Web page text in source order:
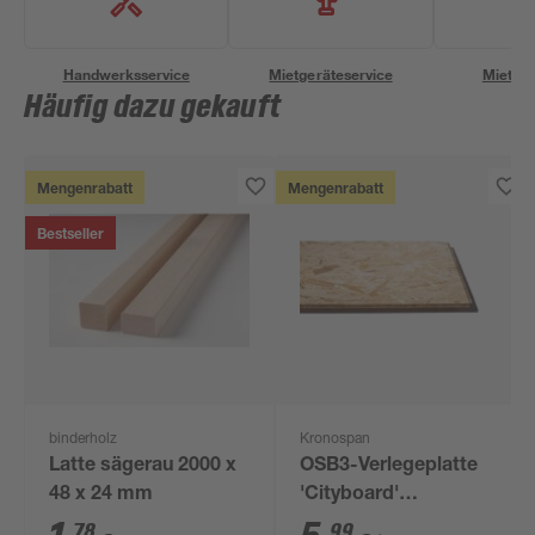
Handwerksservice Mietgeräteservice
Häufig dazu gekauft
Mengenrabatt
Bestseller
binderholz
Latte sägerau 2000 x
48 x 24 mm
Mengenrabatt
Kronospan
OSB3-Verlegeplatte
'Cityboard'
ungeschliffen 1690 x